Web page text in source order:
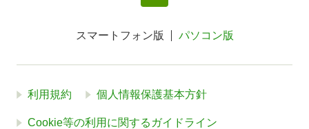
スマートフォン版 パソコン版
利用規約 個人情報保護基本方針
Cookie等の利用に関するガイドライン